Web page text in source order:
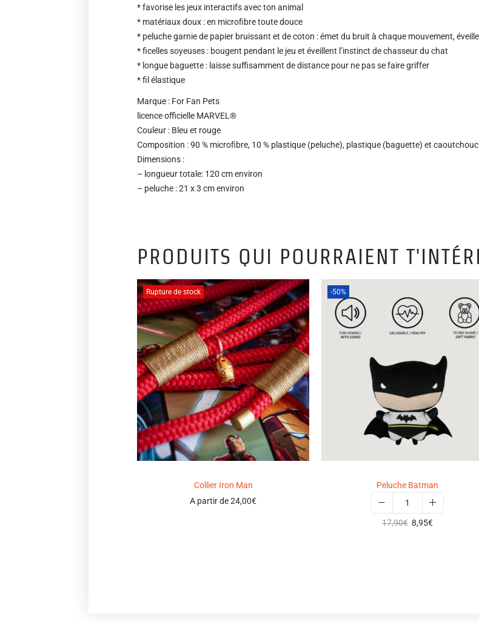
* favorise les jeux interactifs avec ton animal
* matériaux doux : en microfibre toute douce
* peluche garnie de papier bruissant et de coton : émet du bruit à chaque mouvement,
* ficelles soyeuses : bougent pendant le jeu et éveillent l’instinct de chasseur du chat
* longue baguette : laisse suffisamment de distance pour ne pas se faire griffer
* fil élastique
Marque : For Fan Pets
licence officielle MARVEL®
Couleur : Bleu et rouge
Composition : 90 % microfibre, 10 % plastique (peluche), plastique (baguette) et
Dimensions :
– longueur totale: 120 cm environ
– peluche : 21 x 3 cm environ
PRODUITS QUI POURRAIENT
Rupture de stock
Collier Iron Man
A partir de24,00€
-50%
Peluche Batman
17,90€ 8,95€